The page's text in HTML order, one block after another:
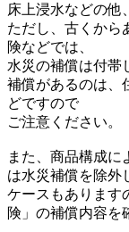
床上浸水などの他
ただし、古くから
険などでは、
水災の補償は付帯
補償があるのは、
どですので
ご注意ください。
また、商品構成に
は水災補償を除外
ケースもあります
険」の補償内容を